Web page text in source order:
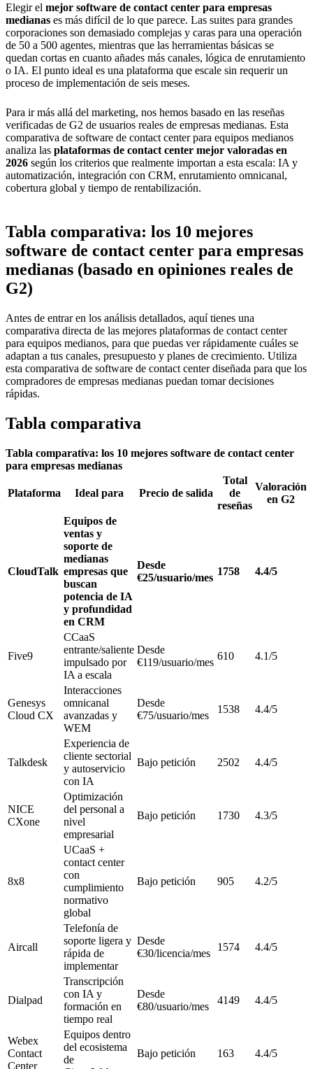
Elegir el mejor software de contact center para empresas
medianas es más difícil de lo que parece. Las suites para grandes
corporaciones son demasiado complejas y caras para una operación
de 50 a 500 agentes, mientras que las herramientas básicas se
quedan cortas en cuanto añades más canales, lógica de enrutamiento
o IA. El punto ideal es una plataforma que escale sin requerir un
proceso de implementación de seis meses.
Para ir más allá del marketing, nos hemos basado en las reseñas
verificadas de G2 de usuarios reales de empresas medianas. Esta
comparativa de software de contact center para equipos medianos
analiza las plataformas de contact center mejor valoradas en
2026 según los criterios que realmente importan a esta escala: IA y
automatización, integración con CRM, enrutamiento omnicanal,
cobertura global y tiempo de rentabilización.
Tabla comparativa: los 10 mejores
software de contact center para empresas
medianas (basado en opiniones reales de
G2)
Antes de entrar en los análisis detallados, aquí tienes una
comparativa directa de las mejores plataformas de contact center
para equipos medianos, para que puedas ver rápidamente cuáles se
adaptan a tus canales, presupuesto y planes de crecimiento. Utiliza
esta comparativa de software de contact center diseñada para que los
compradores de empresas medianas puedan tomar decisiones
rápidas.
Tabla comparativa
Tabla comparativa: los 10 mejores software de contact center
para empresas medianas
Plataforma Ideal para Precio de salida
Total
de
reseñas
Valoración
en G2
CloudTalk
Equipos de
ventas y
soporte de
medianas
empresas que
buscan
potencia de IA
y profundidad
en CRM
Desde
€25/usuario/mes
1758 4.4/5
Five9
CCaaS
entrante/saliente
impulsado por
IA a escala
Desde
€119/usuario/mes
610 4.1/5
Genesys
Cloud CX
Interacciones
omnicanal
avanzadas y
WEM
Desde
€75/usuario/mes
1538 4.4/5
Talkdesk
Experiencia de
cliente sectorial
y autoservicio
con IA
Bajo petición 2502 4.4/5
NICE
CXone
Optimización
del personal a
nivel
empresarial
Bajo petición 1730 4.3/5
8x8
UCaaS +
contact center
con
cumplimiento
normativo
global
Bajo petición 905 4.2/5
Aircall
Telefonía de
soporte ligera y
rápida de
implementar
Desde
€30/licencia/mes
1574 4.4/5
Dialpad
Transcripción
con IA y
formación en
tiempo real
Desde
€80/usuario/mes
4149 4.4/5
Webex
Contact
Center
Equipos dentro
del ecosistema
de
Bajo petición 163 4.4/5